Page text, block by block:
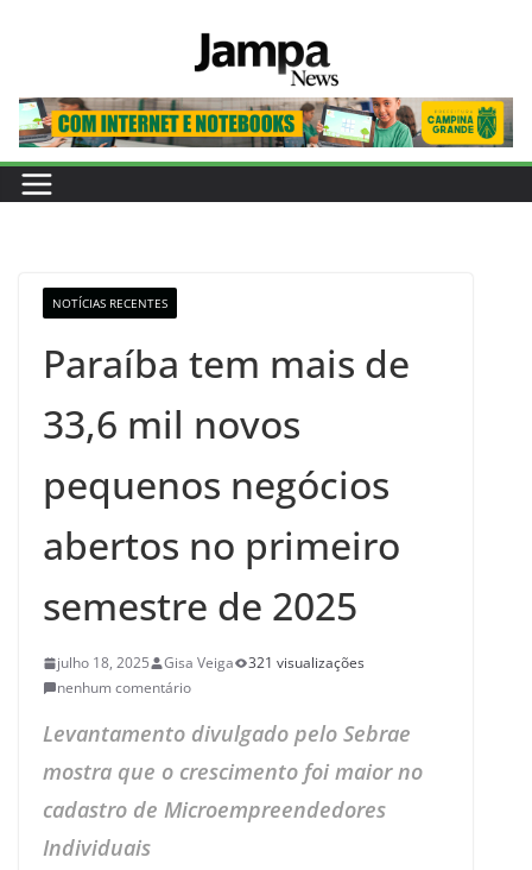
conteúdo
NOTÍCIAS RECENTES
Paraíba tem mais de
33,6 mil novos
pequenos negócios
abertos no primeiro
semestre de 2025
julho 18, 2025 Gisa Veiga
321 visualizações
nenhum comentário
Levantamento divulgado pelo Sebrae
mostra que o crescimento foi maior no
cadastro de Microempreendedores
Individuais